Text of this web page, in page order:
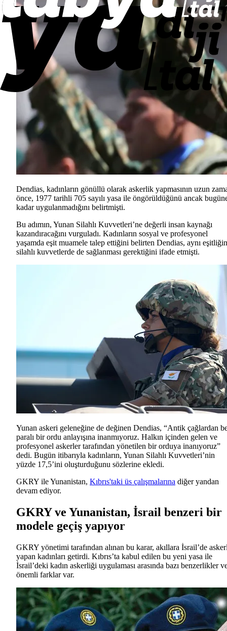
Dendias, kadınların gönüllü olarak askerlik yapmasının uzun
önce, 1977 tarihli 705 sayılı yasa ile öngörüldüğünü ancak
kadar uygulanmadığını belirtmişti.
Bu adımın, Yunan Silahlı Kuvvetleri’ne değerli insan kaynağı
kazandıracağını vurguladı. Kadınların sosyal ve profesyonel
yaşamda eşit muamele talep ettiğini belirten Dendias, aynı eşitliğin
silahlı kuvvetlerde de sağlanması gerektiğini ifade etmişti.
Yunan askeri geleneğine de değinen Dendias, “Antik çağlardan
paralı bir ordu anlayışına inanmıyoruz. Halkın içinden gelen ve
profesyonel askerler tarafından yönetilen bir orduya inanıyoruz”
dedi. Bugün itibarıyla kadınların, Yunan Silahlı Kuvvetleri’nin
yüzde 17,5’ini oluşturduğunu sözlerine ekledi.
GKRY ile Yunanistan, Kıbrıs'taki üs çalışmalarına diğer yandan
devam ediyor.
GKRY ve Yunanistan, İsrail benzeri bir
modele geçiş yapıyor
GKRY yönetimi tarafından alınan bu karar, akıllara İsrail’de
yapan kadınları getirdi. Kıbrıs’ta kabul edilen bu yeni yasa ile
İsrail’deki kadın askerliği uygulaması arasında bazı benzerlikler
önemli farklar var.